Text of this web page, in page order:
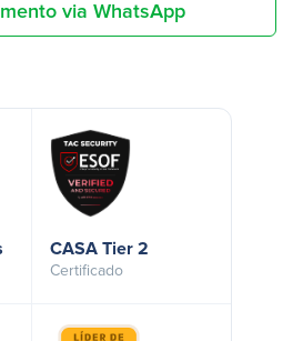
via WhatsApp
CASA Tier 2
Certificado